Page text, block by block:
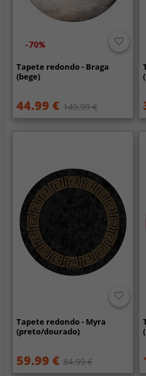
-70%
Tapete redondo - Braga
(bege)
44.99 € 149.99 €
Tapete redondo - Myra
(preto/dourado)
59.99 € 84.99 €